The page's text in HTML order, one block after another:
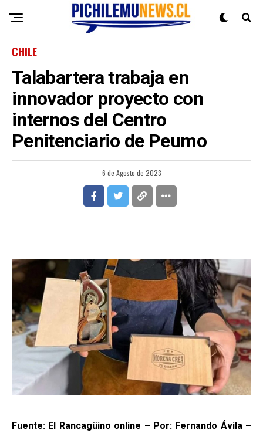
CHILE
Talabartera trabaja en
innovador proyecto con
internos del Centro
Penitenciario de Peumo
6 de Agosto de 2023
Fuente: El Rancagüino online – Por: Fernando Ávila –